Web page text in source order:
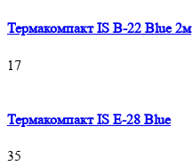
Термакомпакт IS B-22 Blue 2м
17
Термакомпакт IS E-28 Blue
35